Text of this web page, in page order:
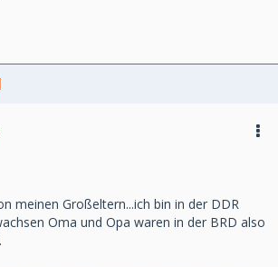
meinen Großeltern...ich bin in der DDR
Oma und Opa waren in der BRD also